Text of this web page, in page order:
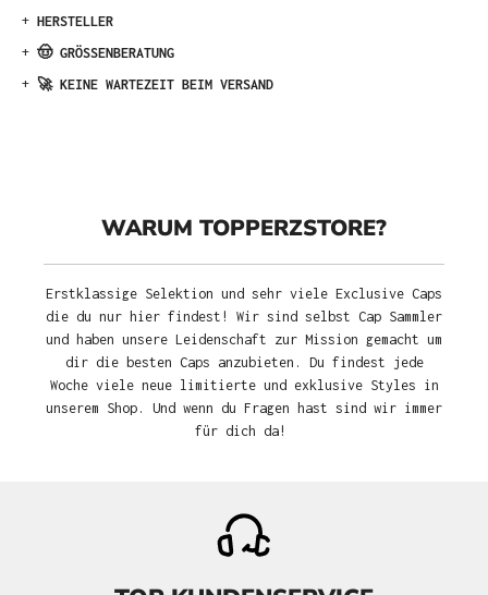
+ HERSTELLER
+ 🤠 GRÖSSENBERATUNG
+ 🚀 KEINE WARTEZEIT BEIM VERSAND
WARUM TOPPERZSTORE?
Erstklassige Selektion und sehr viele Exclusive Caps
die du nur hier findest! Wir sind selbst Cap Sammler
und haben unsere Leidenschaft zur Mission gemacht um
dir die besten Caps anzubieten. Du findest jede
Woche viele neue limitierte und exklusive Styles in
unserem Shop. Und wenn du Fragen hast sind wir immer
für dich da!